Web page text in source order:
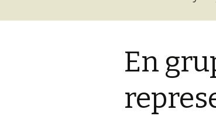
En